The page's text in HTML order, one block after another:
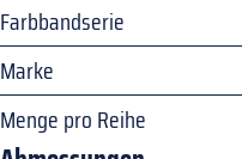
Farbbandserie
Marke
Menge pro Reihe